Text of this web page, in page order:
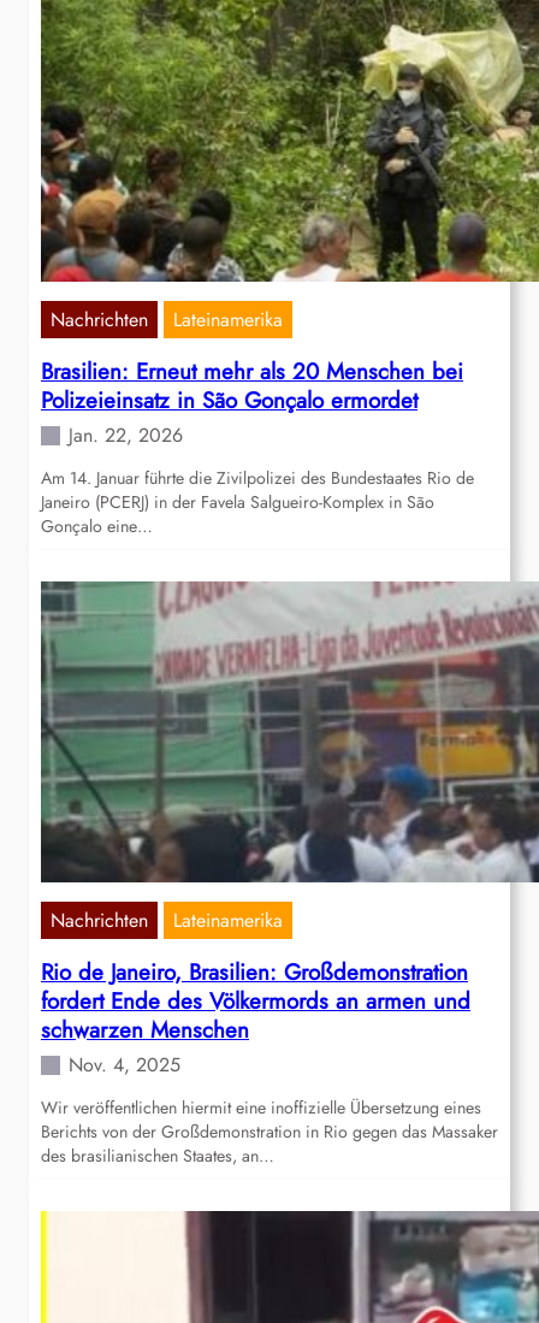
Nachrichten Lateinamerika
Brasilien: Erneut mehr als 20 Menschen bei
Polizeieinsatz in São Gonçalo ermordet
Jan. 22, 2026
Am 14. Januar führte die Zivilpolizei des Bundestaates Rio de
Janeiro (PCERJ) in der Favela Salgueiro-Komplex in São
Gonçalo eine…
Nachrichten Lateinamerika
Rio de Janeiro, Brasilien: Großdemonstration
fordert Ende des Völkermords an armen und
schwarzen Menschen
Nov. 4, 2025
Wir veröffentlichen hiermit eine inoffizielle Übersetzung eines
Berichts von der Großdemonstration in Rio gegen das Massaker
des brasilianischen Staates, an…